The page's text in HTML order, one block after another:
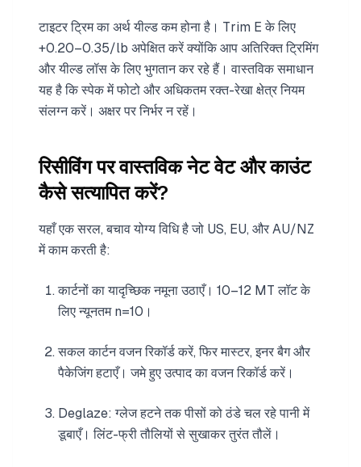
टाइटर ट्रिम का अर्थ यील्ड कम होना है। Trim E के लिए
+0.20–0.35/lb अपेक्षित करें क्योंकि आप अतिरिक्त ट्रिमिंग
और यील्ड लॉस के लिए भुगतान कर रहे हैं। वास्तविक समाधान
यह है कि स्पेक में फोटो और अधिकतम रक्त-रेखा क्षेत्र नियम
संलग्न करें। अक्षर पर निर्भर न रहें।
रिसीविंग पर वास्तविक नेट वेट और काउंट
कैसे सत्यापित करें?
यहाँ एक सरल, बचाव योग्य विधि है जो US, EU, और AU/NZ
में काम करती है:
कार्टनों का यादृच्छिक नमूना उठाएँ। 10–12 MT लॉट के
लिए न्यूनतम n=10।
सकल कार्टन वजन रिकॉर्ड करें, फिर मास्टर, इनर बैग और
पैकेजिंग हटाएँ। जमे हुए उत्पाद का वजन रिकॉर्ड करें।
Deglaze: ग्लेज हटने तक पीसों को ठंडे चल रहे पानी में
डूबाएँ। लिंट-फ्री तौलियों से सुखाकर तुरंत तौलें।